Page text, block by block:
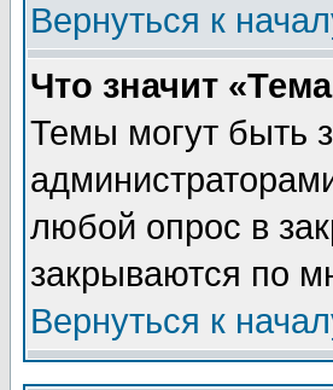
Вернуться к
Что значит
Темы могут быть
любой опрос в
закрываются по
Вернуться к